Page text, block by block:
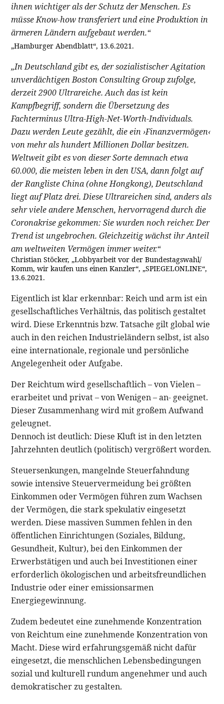
ihnen wichtiger als der Schutz der Menschen. Es
müsse Know-how transferiert und eine Produktion in
ärmeren Ländern aufgebaut werden.“
„Hamburger Abendblatt“, 13.6.2021.
„In Deutschland gibt es, der sozialistischer Agitation
unverdächtigen Boston Consulting Group zufolge,
derzeit 2900 Ultrareiche. Auch das ist kein
Kampfbegriff, sondern die Übersetzung des
Fachterminus Ultra-High-Net-Worth-Individuals.
Dazu werden Leute gezählt, die ein ›Finanzvermögen‹
von mehr als hundert Millionen Dollar besitzen.
Weltweit gibt es von dieser Sorte demnach etwa
60.000, die meisten leben in den USA, dann folgt auf
der Rangliste China (ohne Hongkong), Deutschland
liegt auf Platz drei. Diese Ultrareichen sind, anders als
sehr viele andere Menschen, hervorragend durch die
Coronakrise gekommen: Sie wurden noch reicher. Der
Trend ist ungebrochen. Gleichzeitig wächst ihr Anteil
am weltweiten Vermögen immer weiter.“
Christian Stöcker, „Lobbyarbeit vor der Bundestagswahl/
Komm, wir kaufen uns einen Kanzler“, „SPIEGELONLINE“,
13.6.2021.
Eigentlich ist klar erkennbar: Reich und arm ist ein
gesellschaftliches Verhältnis, das politisch gestaltet
wird. Diese Erkenntnis bzw. Tatsache gilt global wie
auch in den reichen Industrieländern selbst, ist also
eine internationale, regionale und persönliche
Angelegenheit oder Aufgabe.
Der Reichtum wird gesellschaftlich – von Vielen –
erarbeitet und privat – von Wenigen – an- geeignet.
Dieser Zusammenhang wird mit großem Aufwand
geleugnet.
Dennoch ist deutlich: Diese Kluft ist in den letzten
Jahrzehnten deutlich (politisch) vergrößert worden.
Steuersenkungen, mangelnde Steuerfahndung
sowie intensive Steuervermeidung bei größten
Einkommen oder Vermögen führen zum Wachsen
der Vermögen, die stark spekulativ eingesetzt
werden. Diese massiven Summen fehlen in den
öffentlichen Einrichtungen (Soziales, Bildung,
Gesundheit, Kultur), bei den Einkommen der
Erwerbstätigen und auch bei Investitionen einer
erforderlich ökologischen und arbeitsfreundlichen
Industrie oder einer emissionsarmen
Energiegewinnung.
Zudem bedeutet eine zunehmende Konzentration
von Reichtum eine zunehmende Konzentration von
Macht. Diese wird erfahrungsgemäß nicht dafür
eingesetzt, die menschlichen Lebensbedingungen
sozial und kulturell rundum angenehmer und auch
demokratischer zu gestalten.